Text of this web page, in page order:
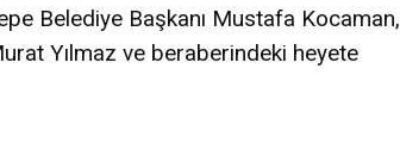
Belediye Başkanı Mustafa Kocaman,
Yılmaz ve beraberindeki heyete